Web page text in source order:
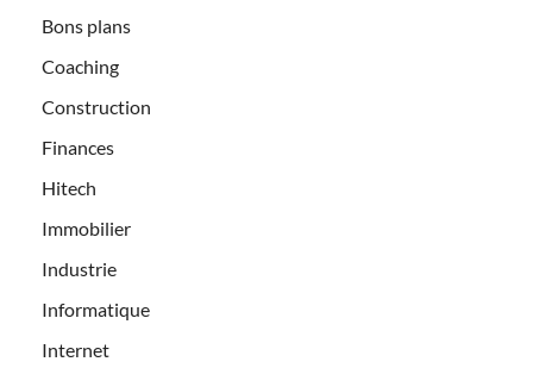
Bons plans
Coaching
Construction
Finances
Hitech
Immobilier
Industrie
Informatique
Internet